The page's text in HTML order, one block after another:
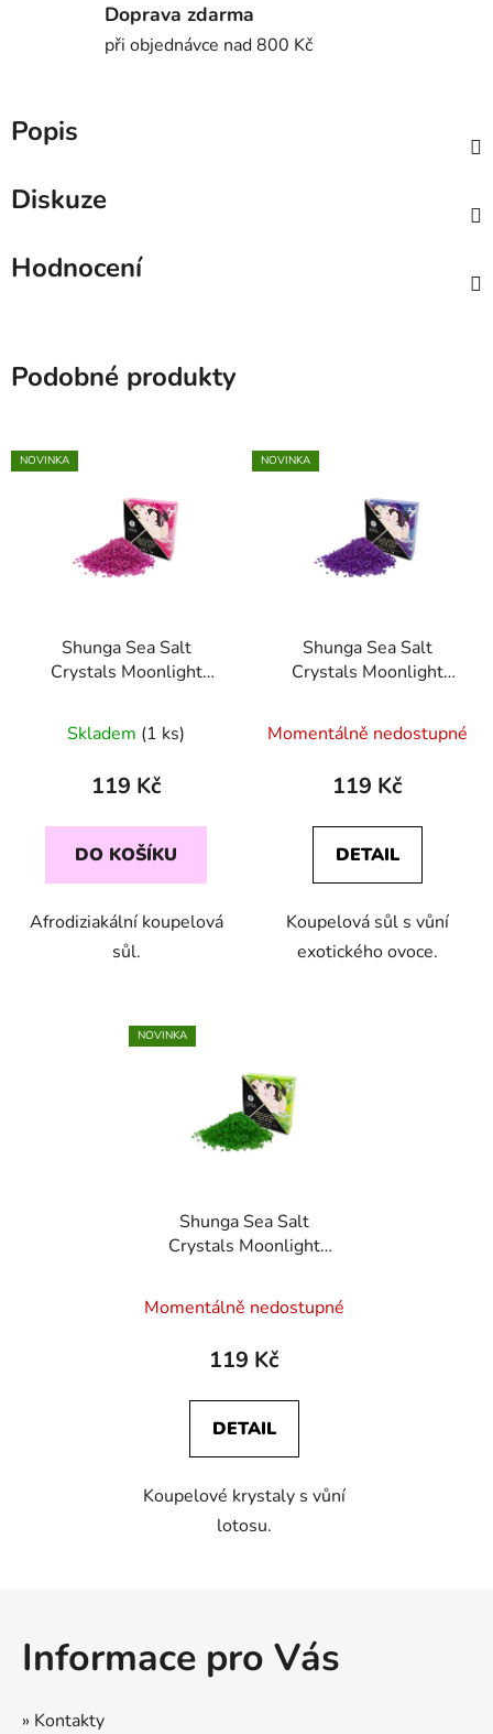
Doprava zdarma
při objednávce nad 800 Kč
Popis
Diskuze
Hodnocení
Podobné produkty
NOVINKA
Shunga Sea Salt
Crystals Moonlight
Skladem (1 ks)
119 Kč
DO KOŠÍKU
Afrodiziakální koupelová
sůl.
NOVINKA
Shunga Sea Salt
Crystals Moonlight
g
Momentálně nedostupné
119 Kč
DETAIL
Koupelová sůl s vůní
exotického ovoce.
NOVINKA
Shunga Sea Salt
Crystals Moonlight
g
Momentálně nedostupné
119 Kč
DETAIL
Koupelové krystaly s vůní
lotosu.
Informace pro Vás
» Kontakty